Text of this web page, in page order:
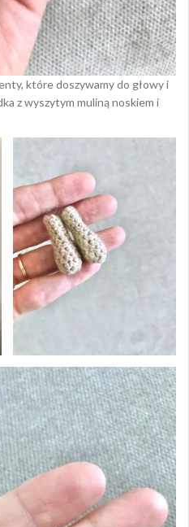
które doszywamy do głowy i
z wyszytym muliną noskiem i